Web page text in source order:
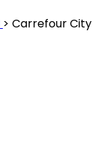
> Carrefour City